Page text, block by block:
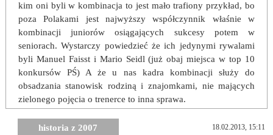
kim oni byli w kombinacja to jest mało trafiony przykład, bo
poza Polakami jest najwyższy współczynnik właśnie w
kombinacji juniorów osiągających sukcesy potem w
seniorach. Wystarczy powiedzieć że ich jedynymi rywalami
byli Manuel Faisst i Mario Seidl (już obaj miejsca w top 10
konkursów PŚ) A że u nas kadra kombinacji służy do
obsadzania stanowisk rodziną i znajomkami, nie mających
zielonego pojęcia o trenerce to inna sprawa.
historia z 2007 18.02.2013, 15:11